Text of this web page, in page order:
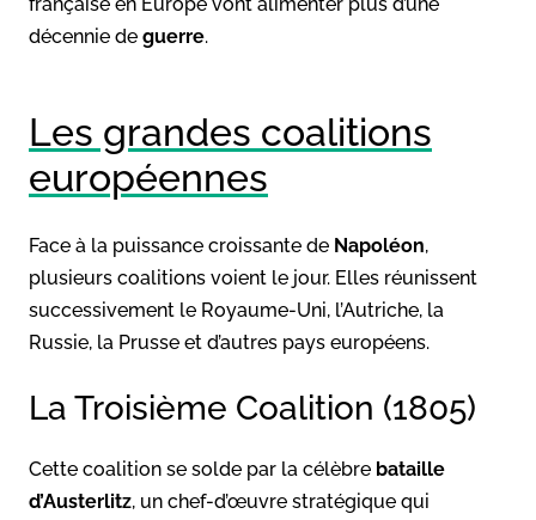
décennie de guerre.
Les grandes coalitions
européennes
Face à la puissance croissante de Napoléon,
plusieurs coalitions voient le jour. Elles réunissent
successivement le Royaume-Uni, l’Autriche, la
Russie, la Prusse et d’autres pays européens.
La Troisième Coalition (1805)
Cette coalition se solde par la célèbre bataille
d’Austerlitz, un chef-d’œuvre stratégique qui